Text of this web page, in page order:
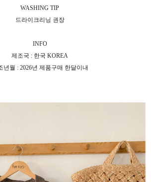
WASHING TIP
드라이크리닝 권장
INFO
제조국 : 한국 KOREA
년월 : 2026년 제품구매 한달이내